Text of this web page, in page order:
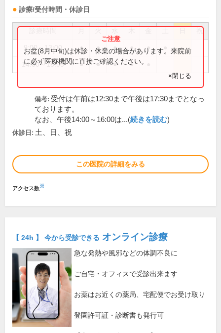
診療/受付時間・休診日
祝
9:00～13:00 ● ● ● ● ●
14:00～18:00 ● ● ● ●
お盆(8月中旬)は休診・休業の場合があります。来院前
に必ず医療機関に直接ご確認ください。
×閉じる
備考: 受付は午前は12:30まで午後は17:30までとなっ
ております。
なお、午後14:00～16:00は...(続きを読む)
休診日: 土、日、祝
この医院の詳細をみる
アクセス数※
【 24h 】 今から受診できる オンライン診療
急な発熱や風邪などの体調不良に
ご自宅・オフィスで受診出来ます
お薬はお近くの薬局、宅配便でお受け取り
登園許可証・診断書も発行可